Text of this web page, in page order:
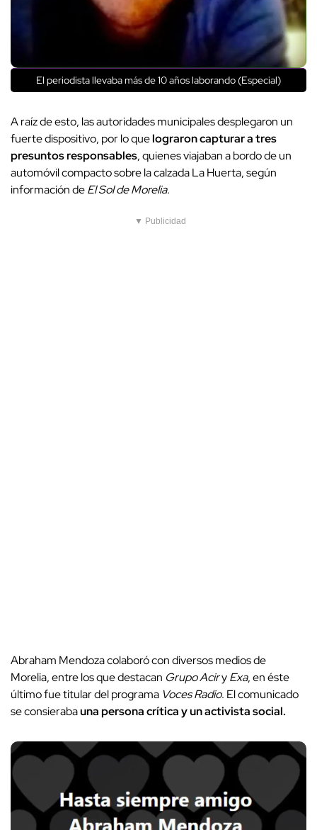
El periodista llevaba más de 10 años laborando (Especial)
A raíz de esto, las autoridades municipales desplegaron un
fuerte dispositivo, por lo quelograron capturar a tres
presuntos responsables, quienes viajaban a bordo de un
automóvil compacto sobre la calzada La Huerta, según
información deEl Sol de Morelia.
▼ Publicidad
Abraham Mendoza colaboró con diversos medios de
Morelia, entre los que destacan Grupo AciryExa, en éste
último fue titular del programa Voces Radio. El comunicado
se consierabauna persona crítica y un activista social.